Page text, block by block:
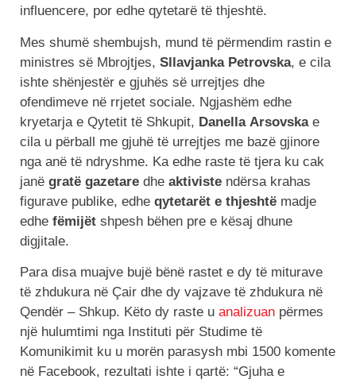
influencere, por edhe qytetarë të thjeshtë.
Mes shumë shembujsh, mund të përmendim rastin e
ministres së Mbrojtjes, Sllavjanka Petrovska, e cila
ishte shënjestër e gjuhës së urrejtjes dhe
ofendimeve në rrjetet sociale. Ngjashëm edhe
kryetarja e Qytetit të Shkupit, Danella Arsovskae
cila u përball me gjuhë të urrejtjes me bazë gjinore
nga anë të ndryshme. Ka edhe raste të tjera ku cak
janë gratë gazetare dhe aktiviste ndërsa krahas
figurave publike, edhe qytetarët e thjeshtë madje
edhe fëmijët shpesh bëhen pre e kësaj dhune
digjitale.
Para disa muajve bujë bënë rastet e dy të miturave
të zhdukura në Çair dhe dy vajzave të zhdukura në
Qendër – Shkup. Këto dy raste u analizuan përmes
një hulumtimi nga Instituti për Studime të
Komunikimit ku u morën parasysh mbi 1500 komente
në Facebook, rezultati ishte i qartë: “Gjuha e